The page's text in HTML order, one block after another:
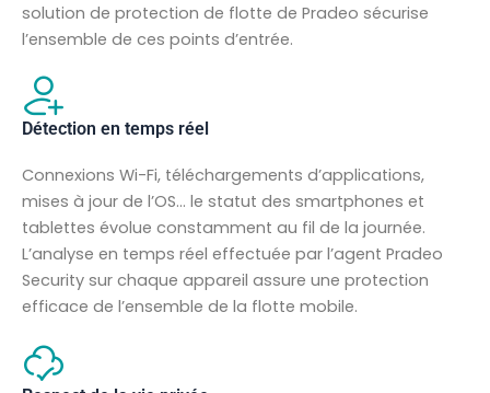
solution de protection de flotte de Pradeo sécurise
l’ensemble de ces points d’entrée.
Détection en temps réel
Connexions Wi-Fi, téléchargements d’applications,
mises à jour de l’OS… le statut des smartphones et
tablettes évolue constamment au fil de la journée.
L’analyse en temps réel effectuée par l’agent Pradeo
Security sur chaque appareil assure une protection
efficace de l’ensemble de la flotte mobile.